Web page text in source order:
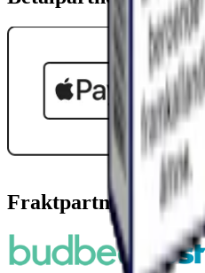
Fraktpartners